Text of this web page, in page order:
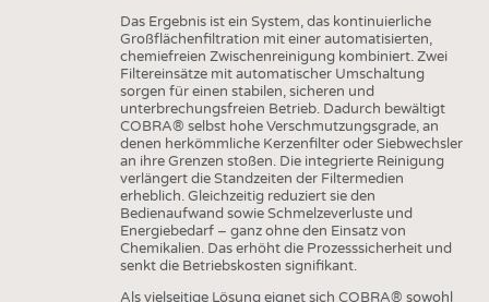
Das Ergebnis ist ein System, das kontinuierliche
Großflächenfiltration mit einer automatisierten,
chemiefreien Zwischenreinigung kombiniert. Zwei
Filtereinsätze mit automatischer Umschaltung
sorgen für einen stabilen, sicheren und
unterbrechungsfreien Betrieb. Dadurch bewältigt
COBRA® selbst hohe Verschmutzungsgrade, an
denen herkömmliche Kerzenfilter oder Siebwechsler
an ihre Grenzen stoßen. Die integrierte Reinigung
verlängert die Standzeiten der Filtermedien
erheblich. Gleichzeitig reduziert sie den
Bedienaufwand sowie Schmelzeverluste und
Energiebedarf – ganz ohne den Einsatz von
Chemikalien. Das erhöht die Prozesssicherheit und
senkt die Betriebskosten signifikant.
Als vielseitige Lösung eignet sich COBRA® sowohl